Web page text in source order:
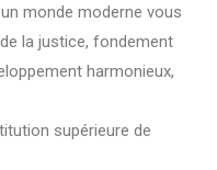
monde moderne vous
la justice, fondement
harmonieux,
supérieure de